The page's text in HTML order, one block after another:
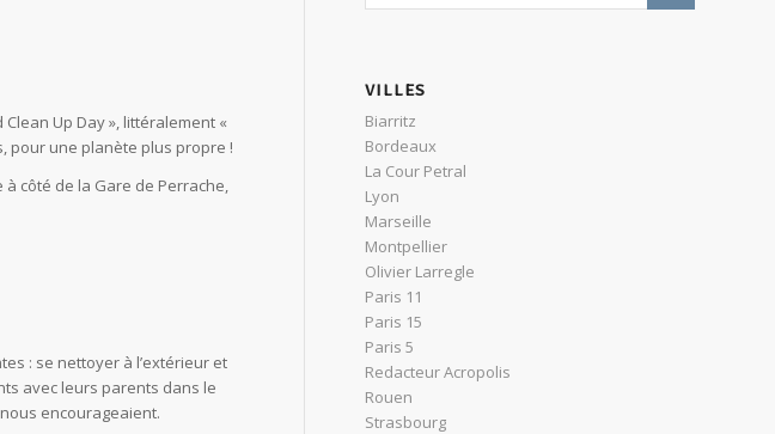
Up Day », littéralement «
pour une planète plus propre !
côté de la Gare de Perrache,
: se nettoyer à l’extérieur et
avec leurs parents dans le
encourageaient.
VILLES
Biarritz
Bordeaux
La Cour Petral
Lyon
Marseille
Montpellier
Olivier Larregle
Paris 11
Paris 15
Paris 5
Redacteur Acropolis
Rouen
Strasbourg